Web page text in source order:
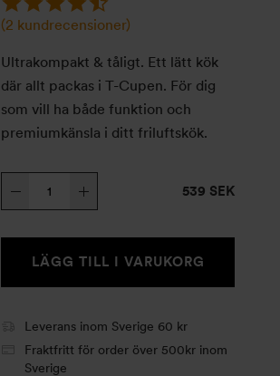
(2 kundrecensioner)
Ultrakompakt & tåligt. Ett lätt kök
där allt packas i T-Cupen. För dig
som vill ha både funktion och
premiumkänsla i ditt friluftskök.
Micro
539 SEK
LÄGG TILL I VARUKORG
Leverans inom Sverige 60 kr
Fraktfritt för order över 500kr inom
Sverige